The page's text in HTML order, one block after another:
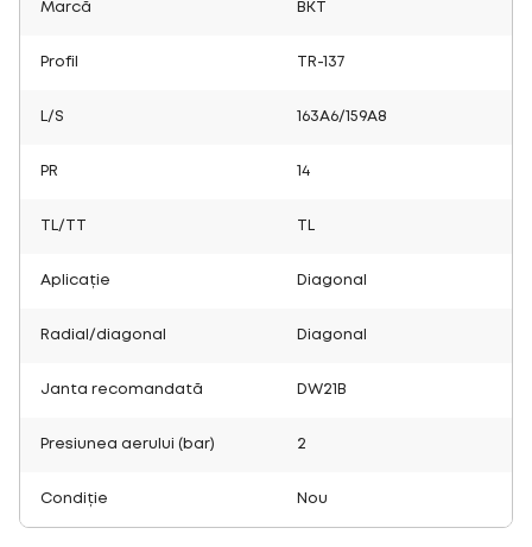
Marcă BKT
Profil TR-137
L/S 163A6/159A8
PR 14
TL/TT
Aplicație Diagonal
Radial/diagonal Diagonal
Janta recomandată DW21B
Presiunea aerului (bar) 2
Condiție Nou